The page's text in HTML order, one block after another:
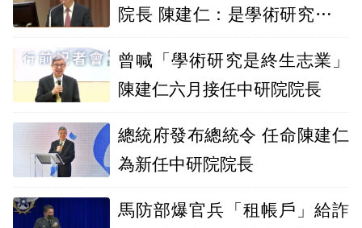
院長 陳建仁：是學術研究不違
曾喊「學術研究是終生志業」
陳建仁六月接任中研院院長
總統府發布總統令 任命陳建仁
為新任中研院院長
馬防部爆官兵「租帳戶」給詐